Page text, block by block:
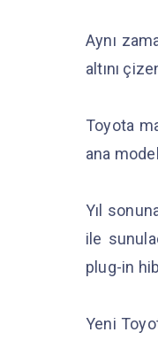
Aynı
altını
Toyota
ana
Yıl
ile
plug-in
Yeni